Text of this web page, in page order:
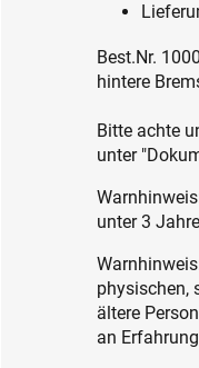
Best.Nr.
hintere
Bitte achte
unter
unter 3
physischen,
ältere
an